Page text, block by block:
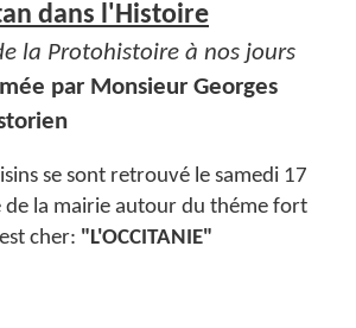
dans l'Histoire
la Protohistoire à nos jours
par Monsieur Georges
se sont retrouvé le samedi 17
de la mairie autour du théme fort
cher: "L'OCCITANIE"